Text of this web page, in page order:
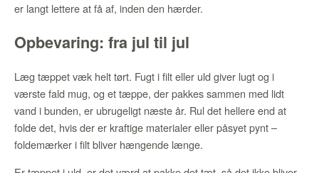
er langt lettere at få af, inden den hærder.
Opbevaring: fra jul til jul
Læg tæppet væk helt tørt. Fugt i filt eller uld giver lugt og i
værste fald mug, og et tæppe, der pakkes sammen med lidt
vand i bunden, er ubrugeligt næste år. Rul det hellere end at
folde det, hvis der er kraftige materialer eller påsyet pynt –
foldemærker i filt bliver hængende længe.